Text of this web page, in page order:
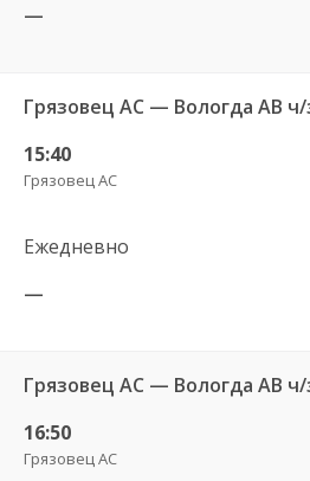
—
Грязовец АС — Вологда АВ ч/
15:40
Грязовец АС
Ежедневно
—
Грязовец АС — Вологда АВ ч/
16:50
Грязовец АС